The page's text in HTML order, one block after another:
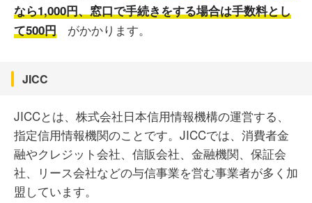
なら1,000円、窓口で手続きをする場合は手数料とし
て500円
がかかります。
JICC
JICCとは、株式会社日本信用情報機構の運営する、
指定信用情報機関のことです。JICCでは、消費者金
融やクレジット会社、信販会社、金融機関、保証会
社、リース会社などの与信事業を営む事業者が多く加
盟しています。